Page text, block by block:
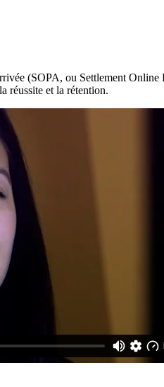
(SOPA, ou Settlement
réussite et la rétention.